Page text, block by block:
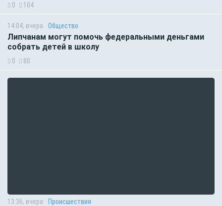
0 104
14:04, вчера Общество
Липчанам могут помочь федеральными деньгами
собрать детей в школу
0 80
13:36, вчера Происшествия